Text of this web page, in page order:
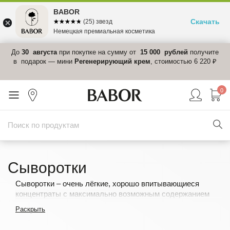
До 30 августапри покупке на сумму от 15 000 рублей получите
в подарок — мини Регенерирующий крем, стоимостью 6 220 ₽
0
Сыворотки
Сыворотки – очень лёгкие, хорошо впитывающиеся
концентраты с максимально возможным содержанием
дополнительного ухода за кожей любого типа и
Раскрыть
BABOR
☆☆☆☆☆
★★★★★ (25) звезд
Немецкая премиальная косметика
Скачать